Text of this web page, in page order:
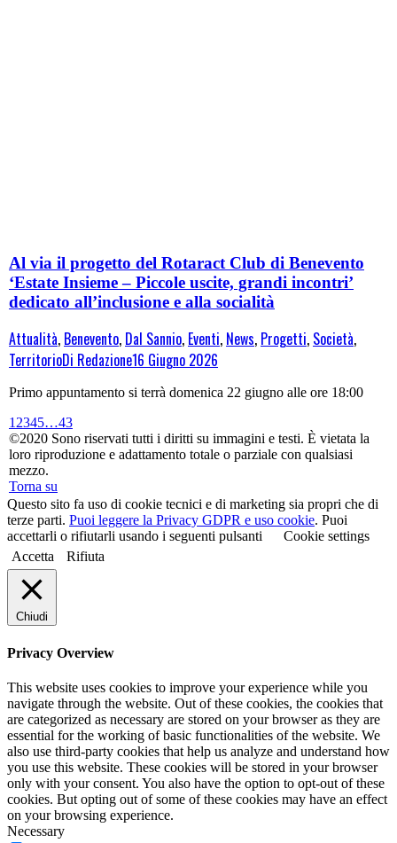
Al via il progetto del Rotaract Club di Benevento
‘Estate Insieme – Piccole uscite, grandi incontri’
dedicato all’inclusione e alla socialità
Attualità, Benevento, Dal Sannio, Eventi, News, Progetti, Società,
TerritorioDi Redazione16 Giugno 2026
Primo appuntamento si terrà domenica 22 giugno alle ore 18:00
1 2345…43
©2020 Sono riservati tutti i diritti su immagini e testi. È vietata la
loro riproduzione e adattamento totale o parziale con qualsiasi
mezzo.
Torna su
Questo sito fa uso di cookie tecnici e di marketing sia propri che di
terze parti. Puoi leggere la Privacy GDPR e uso cookie. Puoi
accettarli o rifiutarli usando i seguenti pulsanti
Cookie settings
Accetta
Rifiuta
Chiudi
Privacy Overview
This website uses cookies to improve your experience while you
navigate through the website. Out of these cookies, the cookies that
are categorized as necessary are stored on your browser as they are
essential for the working of basic functionalities of the website. We
also use third-party cookies that help us analyze and understand how
you use this website. These cookies will be stored in your browser
only with your consent. You also have the option to opt-out of these
cookies. But opting out of some of these cookies may have an effect
on your browsing experience.
Necessary